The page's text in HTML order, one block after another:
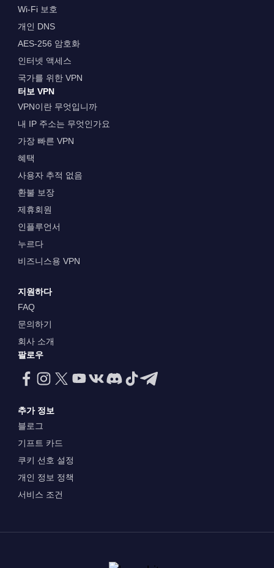
Wi-Fi 보호
개인 DNS
AES-256 암호화
인터넷 액세스
국가를 위한 VPN
터보 VPN
VPN이란 무엇입니까
내 IP 주소는 무엇인가요
가장 빠른 VPN
혜택
사용자 추적 없음
환불 보장
제휴회원
인플루언서
누르다
비즈니스용 VPN
지원하다
FAQ
문의하기
회사 소개
팔로우
추가 정보
블로그
기프트 카드
쿠키 선호 설정
개인 정보 정책
서비스 조건